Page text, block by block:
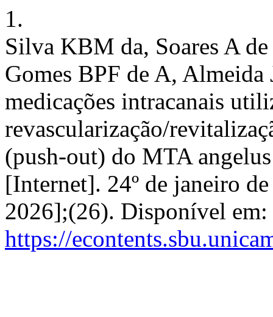
1.
Silva KBM da, Soares A
Gomes BPF de A,
medicações intracanais
revascularização/
(push-out) do MTA
[Internet]. 24º de janeiro
2026];(26). Disponível em:
https://